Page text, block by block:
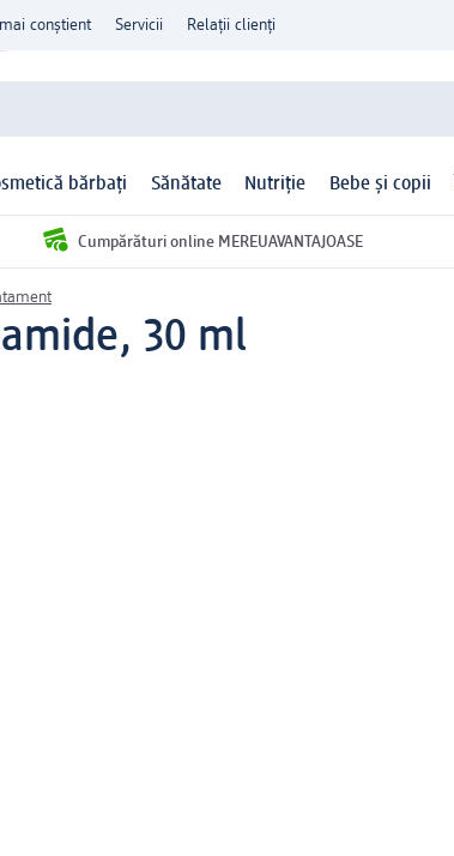
mai conștient Servicii Relații clienți
bărbați Sănătate Nutriție Bebe și copii
Cumpărături online MEREUAVANTAJOASE
30 ml